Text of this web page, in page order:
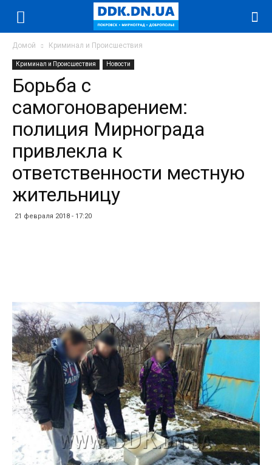
Домой Криминал и Происшествия
Криминал и Происшествия Новости
Борьба с
самогоноварением:
полиция Мирнограда
привлекла к
ответственности местную
жительницу
21 февраля 2018 - 17:20